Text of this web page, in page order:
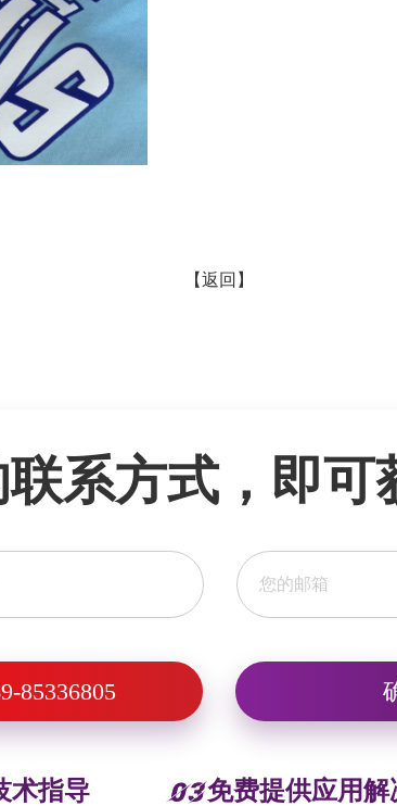
【返回】
系方式，即可
85336805
术指导 免费提供应用解